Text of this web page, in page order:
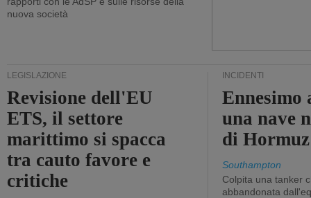
nuova società
LEGISLAZIONE
Revisione dell'EU
ETS, il settore
marittimo si spacca
tra cauto favore e
critiche
INCIDENTI
Ennesimo
una nave
di Hormuz
Southampton
Colpita una tanker
abbandonata